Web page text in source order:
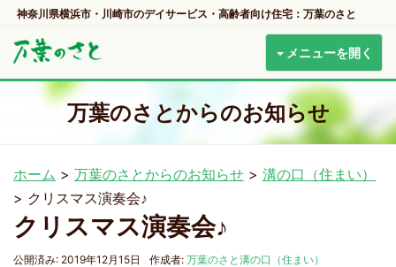
神奈川県横浜市・川崎市のデイサービス・高齢者向け住宅：万葉のさと
メニューを開く
万葉のさとからのお知らせ
ホーム > 万葉のさとからのお知らせ > 溝の口（住まい）
> クリスマス演奏会♪
クリスマス演奏会♪
公開済み: 2019年12月15日 作成者: 万葉のさと溝の口（住まい）